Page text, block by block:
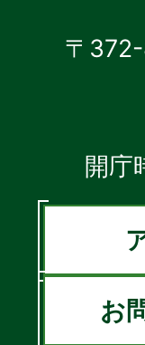
〒
開庁
お